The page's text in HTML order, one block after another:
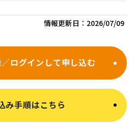
情報更新日： 2026/07/09
ログインして申し込む
み手順はこちら